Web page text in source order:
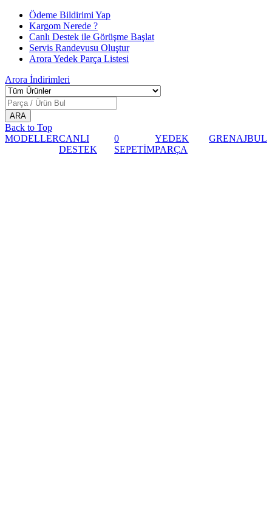
Ödeme Bildirimi Yap
Kargom Nerede ?
Canlı Destek ile Görüşme Başlat
Servis Randevusu Oluştur
Arora Yedek Parça Listesi
Arora İndirimleri
Back to Top
MODELLERCANLI
DESTEK
0
SEPETİM
YEDEK
PARÇA
GRENAJBUL